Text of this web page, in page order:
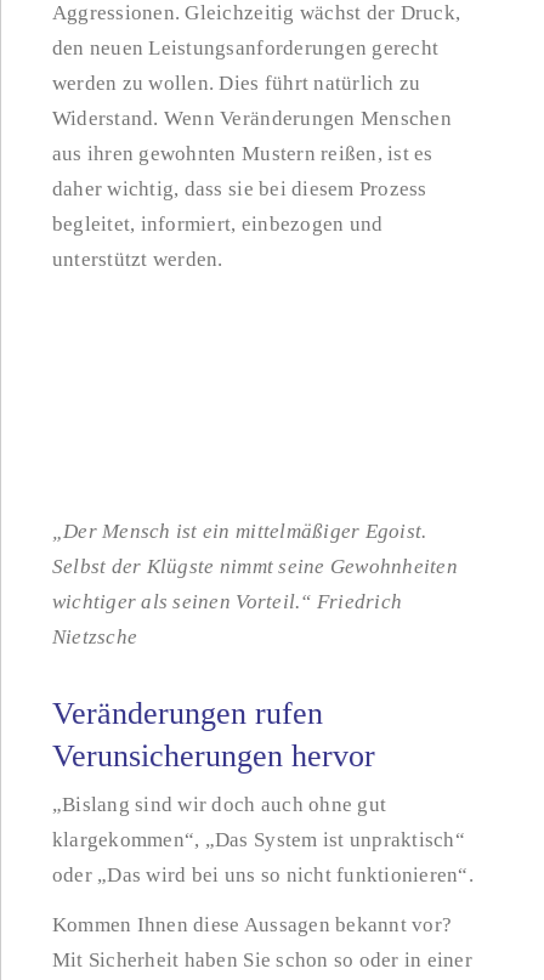
Aggressionen. Gleichzeitig wächst der Druck,
den neuen Leistungsanforderungen gerecht
werden zu wollen. Dies führt natürlich zu
Widerstand. Wenn Veränderungen Menschen
aus ihren gewohnten Mustern reißen, ist es
daher wichtig, dass sie bei diesem Prozess
begleitet, informiert, einbezogen und
unterstützt werden.
„Der Mensch ist ein mittelmäßiger Egoist.
Selbst der Klügste nimmt seine Gewohnheiten
wichtiger als seinen Vorteil.“ Friedrich
Nietzsche
Veränderungen rufen
Verunsicherungen hervor
„Bislang sind wir doch auch ohne gut
klargekommen“, „Das System ist unpraktisch“
oder „Das wird bei uns so nicht funktionieren“.
Kommen Ihnen diese Aussagen bekannt vor?
Mit Sicherheit haben Sie schon so oder in einer